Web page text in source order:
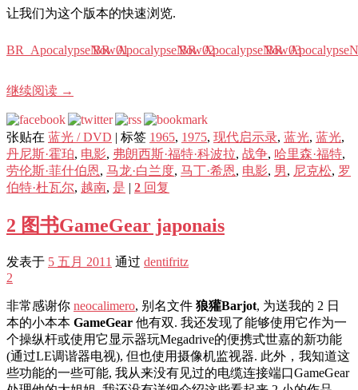
让我们为这个版本的快速浏览.
BR_ApocalypseNow01BR_ApocalypseNow02BR_ApocalypseNow03
继续阅读 →
张贴在 蓝光 / DVD | 标签 1965, 1975, 现代启示录, 蓝光, 蓝光,
丹尼斯·霍珀, 电影, 弗朗西斯·福特·科波拉, 战争, 哈里森·福特,
劳伦斯·菲什伯恩, 马龙·白兰度, 马丁·希恩, 电影, 男, 尼克松, 罗
伯特·杜瓦尔, 越南, 是 | 2 回复
2 图书GameGear japonais
发表于 5 五月 2011 通过 dentifritz
2
非常感谢你 neocalimero, 别名文件 狼獾Barjot, 为送我的 2 日
本的小本本 GameGear 他有双. 我还发现了能够使用它作为一
个操纵杆或使用它显示器玩Megadrive的便携式世嘉的新功能
(通过LE调谐器电视), 但也使用摄像机监视器. 此外，我知道这
些功能的一些可能, 我从来没有见过的电缆连接端口GameGear